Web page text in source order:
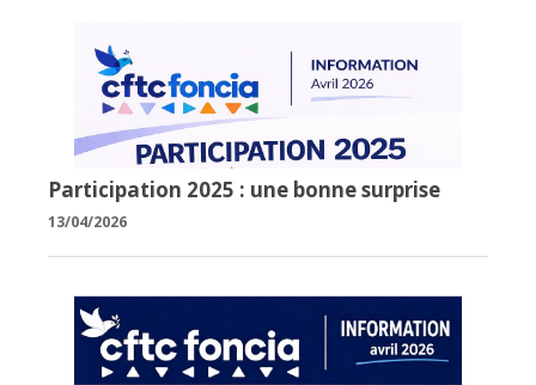
Participation 2025 : une bonne surprise
13/04/2026